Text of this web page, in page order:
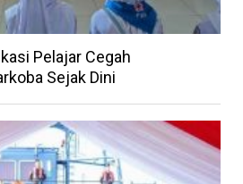
Pelajar Cegah
Sejak Dini